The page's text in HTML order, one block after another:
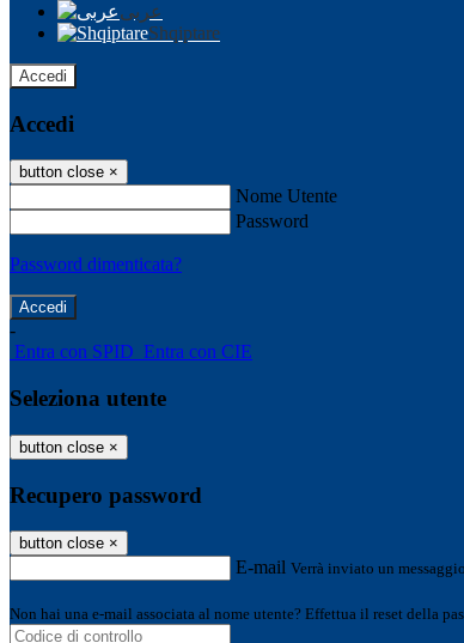
عربى
Shqiptare
Accedi
Accedi
button close ×
Nome Utente
Password
Password dimenticata?
-
Entra con SPID Entra con CIE
Seleziona utente
button close ×
Recupero password
button close ×
E-mail Verrà inviato un
Non hai una e-mail associata al nome utente? Effettua il reset della